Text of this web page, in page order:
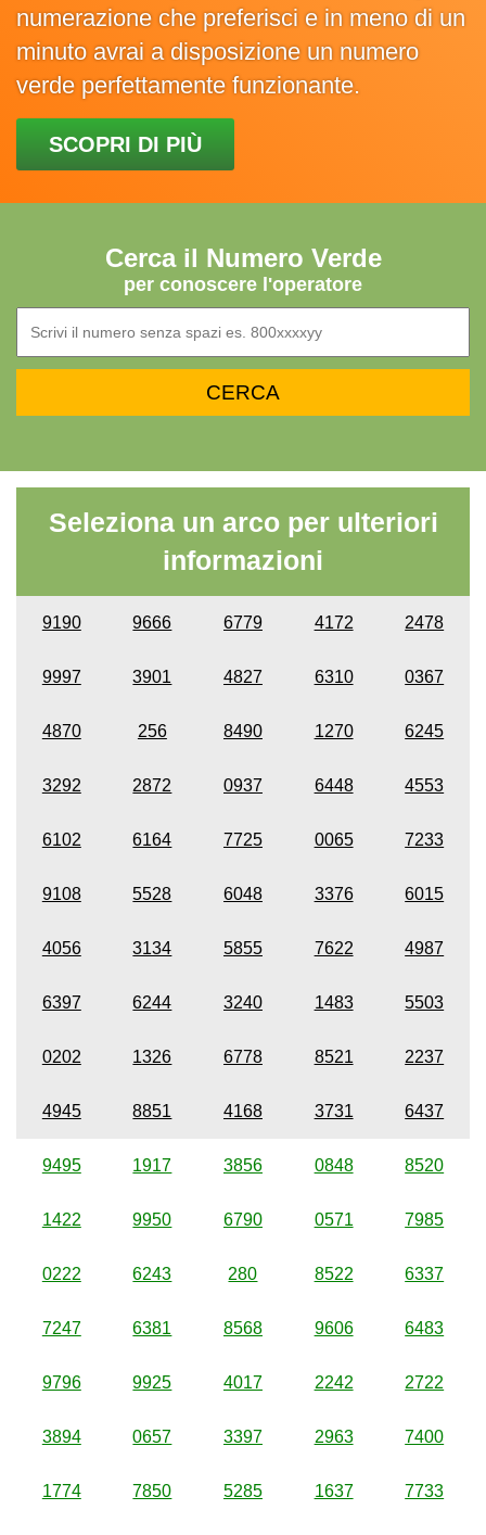
numerazione che preferisci e in meno di un
minuto avrai a disposizione un numero
verde perfettamente funzionante.
SCOPRI DI PIÙ
Cerca il Numero Verde
per conoscere l'operatore
Seleziona un arco per ulteriori
informazioni
9190 9666 6779 4172 2478
9997 3901 4827 6310 0367
4870 256 8490 1270 6245
3292 2872 0937 6448 4553
6102 6164 7725 0065 7233
9108 5528 6048 3376 6015
4056 3134 5855 7622 4987
6397 6244 3240 1483 5503
0202 1326 6778 8521 2237
4945 8851 4168 3731 6437
9495 1917 3856 0848 8520
1422 9950 6790 0571 7985
0222 6243 280 8522 6337
7247 6381 8568 9606 6483
9796 9925 4017 2242 2722
3894 0657 3397 2963 7400
1774 7850 5285 1637 7733